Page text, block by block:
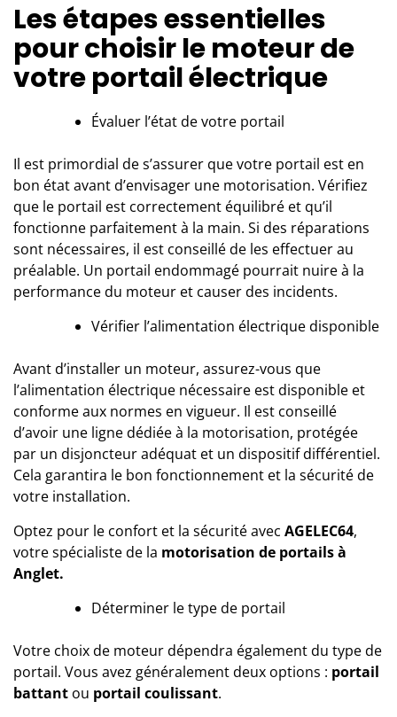
Les étapes essentielles
pour choisir le moteur de
votre portail électrique
Évaluer l’état de votre portail
Il est primordial de s’assurer que votre portail est en
bon état avant d’envisager une motorisation. Vérifiez
que le portail est correctement équilibré et qu’il
fonctionne parfaitement à la main. Si des réparations
sont nécessaires, il est conseillé de les effectuer au
préalable. Un portail endommagé pourrait nuire à la
performance du moteur et causer des incidents.
Vérifier l’alimentation électrique disponible
Avant d’installer un moteur, assurez-vous que
l’alimentation électrique nécessaire est disponible et
conforme aux normes en vigueur. Il est conseillé
d’avoir une ligne dédiée à la motorisation, protégée
par un disjoncteur adéquat et un dispositif différentiel.
Cela garantira le bon fonctionnement et la sécurité de
votre installation.
Optez pour le confort et la sécurité avec AGELEC64,
votre spécialiste de la motorisation de portails à
Anglet.
Déterminer le type de portail
Votre choix de moteur dépendra également du type de
portail. Vous avez généralement deux options : portail
battant ou portail coulissant.